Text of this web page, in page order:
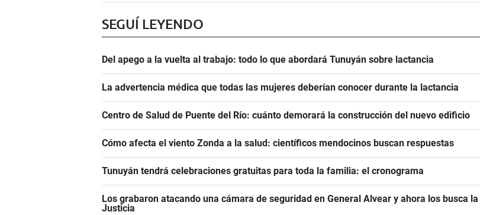
SEGUÍ LEYENDO
Del apego a la vuelta al trabajo: todo lo que abordará Tunuyán sobre lactancia
La advertencia médica que todas las mujeres deberían conocer durante la lactancia
Centro de Salud de Puente del Río: cuánto demorará la construcción del nuevo edificio
Cómo afecta el viento Zonda a la salud: científicos mendocinos buscan respuestas
Tunuyán tendrá celebraciones gratuitas para toda la familia: el cronograma
Los grabaron atacando una cámara de seguridad en General Alvear y ahora los busca la
Justicia